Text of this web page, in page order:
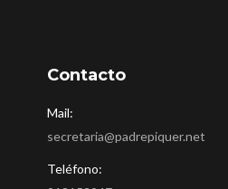
Contacto
Mail:
secretaria@padrepiquer.net
Teléfono: